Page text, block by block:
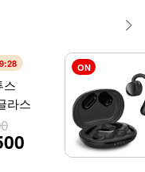
스
라스
ON